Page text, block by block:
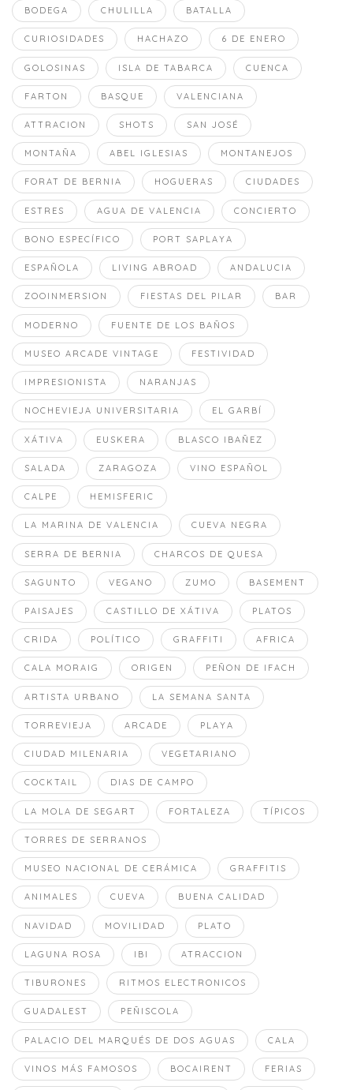
BODEGA CHULILLA BATALLA
CURIOSIDADES HACHAZO 6 DE ENERO
GOLOSINAS ISLA DE TABARCA CUENCA
FARTON BASQUE VALENCIANA
ATTRACION SHOTS SAN JOSÉ
MONTAÑA ABEL IGLESIAS MONTANEJOS
FORAT DE BERNIA HOGUERAS CIUDADES
ESTRES AGUA DE VALENCIA CONCIERTO
BONO ESPECÍFICO PORT SAPLAYA
ESPAÑOLA LIVING ABROAD ANDALUCIA
ZOOINMERSION FIESTAS DEL PILAR BAR
MODERNO FUENTE DE LOS BAÑOS
MUSEO ARCADE VINTAGE FESTIVIDAD
IMPRESIONISTA NARANJAS
NOCHEVIEJA UNIVERSITARIA EL GARBÍ
XÁTIVA EUSKERA BLASCO IBAÑEZ
SALADA ZARAGOZA VINO ESPAÑOL
CALPE HEMISFERIC
LA MARINA DE VALENCIA CUEVA NEGRA
SERRA DE BERNIA CHARCOS DE QUESA
SAGUNTO VEGANO ZUMO BASEMENT
PAISAJES CASTILLO DE XÁTIVA PLATOS
CRIDA POLÍTICO GRAFFITI AFRICA
CALA MORAIG ORIGEN PEÑON DE IFACH
ARTISTA URBANO LA SEMANA SANTA
TORREVIEJA ARCADE PLAYA
CIUDAD MILENARIA VEGETARIANO
COCKTAIL DIAS DE CAMPO
LA MOLA DE SEGART FORTALEZA TÍPICOS
TORRES DE SERRANOS
MUSEO NACIONAL DE CERÁMICA GRAFFITIS
ANIMALES CUEVA BUENA CALIDAD
NAVIDAD MOVILIDAD PLATO
LAGUNA ROSA IBI ATRACCION
TIBURONES RITMOS ELECTRONICOS
GUADALEST PEÑISCOLA
PALACIO DEL MARQUÉS DE DOS AGUAS CALA
VINOS MÁS FAMOSOS BOCAIRENT FERIAS